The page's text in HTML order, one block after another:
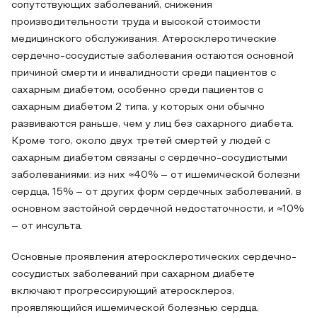
сопутствующих заболеваний, снижения
производительности труда и высокой стоимости
медицинского обслуживания. Атеросклеротические
сердечно-сосудистые заболевания остаются основной
причиной смерти и инвалидности среди пациентов с
сахарным диабетом, особенно среди пациентов с
сахарным диабетом 2 типа, у которых они обычно
развиваются раньше, чем у лиц без сахарного диабета.
Кроме того, около двух третей смертей у людей с
сахарным диабетом связаны с сердечно-сосудистыми
заболеваниями: из них ≈40% – от ишемической болезни
сердца, 15% – от других форм сердечных заболеваний, в
основном застойной сердечной недостаточности, и ≈10%
– от инсульта.
Основные проявления атеросклеротических сердечно-
сосудистых заболеваний при сахарном диабете
включают прогрессирующий атеросклероз,
проявляющийся ишемической болезнью сердца,